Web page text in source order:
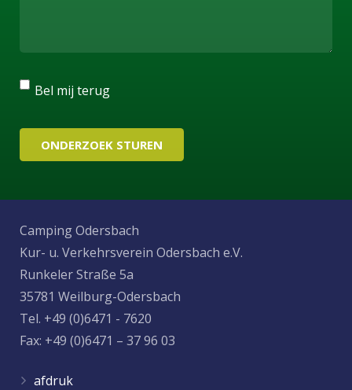
Bel mij terug
Camping Odersbach
Kur- u. Verkehrsverein Odersbach e.V.
Runkeler Straße 5a
35781 Weilburg-Odersbach
Tel. +49 (0)6471 - 7620
Fax: +49 (0)6471 – 37 96 03
afdruk